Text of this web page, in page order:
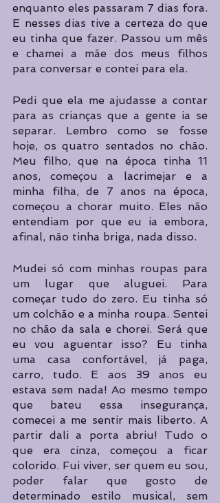
enquanto eles passaram 7 dias fora.
E nesses dias tive a certeza do que
eu tinha que fazer. Passou um mês
e chamei a mãe dos meus filhos
para conversar e contei para ela.
Pedi que ela me ajudasse a contar
para as crianças que a gente ia se
separar. Lembro como se fosse
hoje, os quatro sentados no chão.
Meu filho, que na época tinha 11
anos, começou a lacrimejar e a
minha filha, de 7 anos na época,
começou a chorar muito. Eles não
entendiam por que eu ia embora,
afinal, não tinha briga, nada disso.
Mudei só com minhas roupas para
um lugar que aluguei. Para
começar tudo do zero. Eu tinha só
um colchão e a minha roupa. Sentei
no chão da sala e chorei. Será que
eu vou aguentar isso? Eu tinha
uma casa confortável, já paga,
carro, tudo. E aos 39 anos eu
estava sem nada! Ao mesmo tempo
que bateu essa insegurança,
comecei a me sentir mais liberto. A
partir dali a porta abriu! Tudo o
que era cinza, começou a ficar
colorido. Fui viver, ser quem eu sou,
poder falar que gosto de
determinado estilo musical, sem